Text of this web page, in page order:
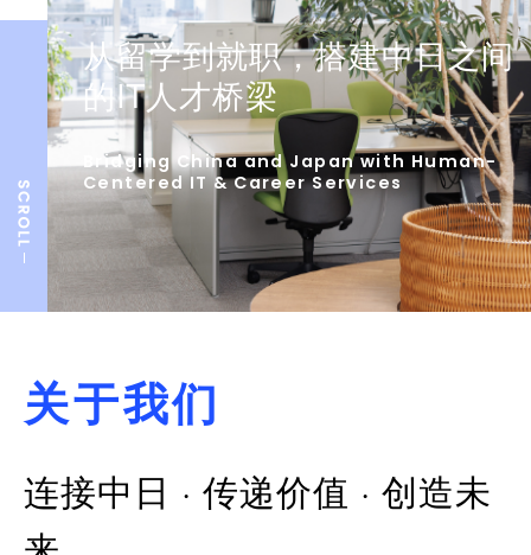
从留学到就职，搭建中日之间
的IT人才桥梁
Bridging China and Japan with Human-
Centered IT & Career Services
关于我们
连接中日 · 传递价值 · 创造未